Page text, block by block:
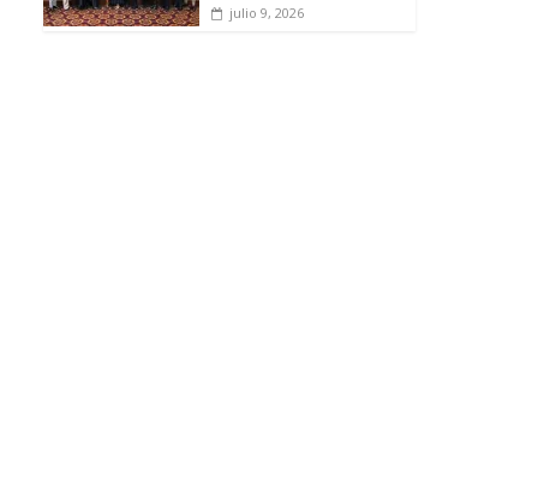
julio 9, 2026